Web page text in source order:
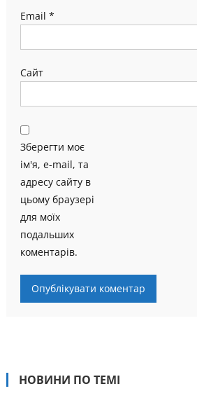
Email *
Сайт
Зберегти моє
ім'я, e-mail, та
адресу сайту в
цьому браузері
для моїх
подальших
коментарів.
НОВИНИ ПО ТЕМІ